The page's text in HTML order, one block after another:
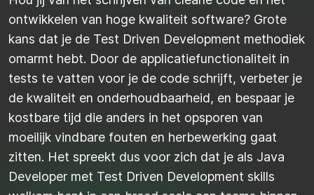
ontwikkelen van hoge kwaliteit software? Grote
kans dat je de Test Driven Development methodiek
omarmt hebt. Door de applicatiefunctionaliteit in
tests te vatten voor je de code schrijft, verbeter je
de kwaliteit en onderhoudbaarheid, en bespaar je
kostbare tijd die anders in het opsporen van
moeilijk vindbare fouten en herbewerking gaat
zitten. Het spreekt dus voor zich dat je als Java
Developer met Test Driven Development skills